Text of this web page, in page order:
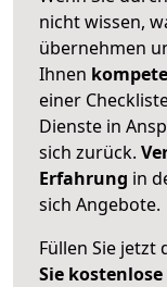
nicht wissen,
übernehmen
Ihnen
einer
Dienste in
sich zurück.
Erfahrung in
sich Angebote.
Füllen Sie jetzt
Sie